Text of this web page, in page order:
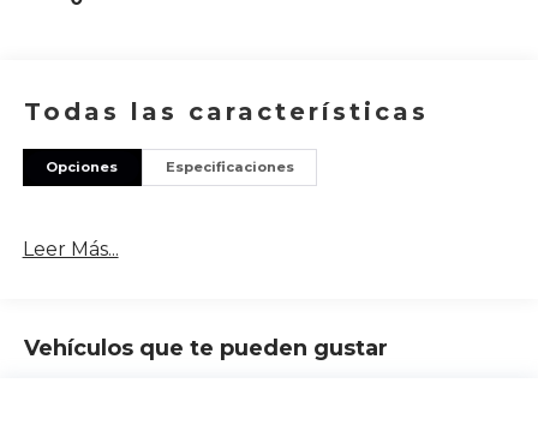
Todas las características
Opciones Especificaciones
Leer Más...
Vehículos que te pueden gustar